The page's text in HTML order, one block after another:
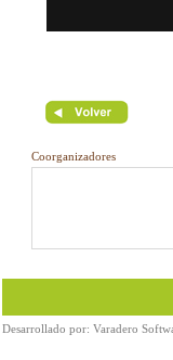
Coorganizadores
Desarrollado por: Varadero